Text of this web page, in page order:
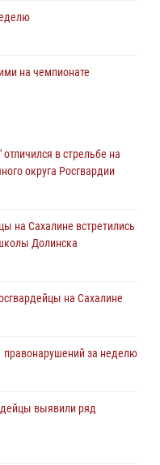
на чемпионате
технических
изъяли
в стрельбе на
округа Росгвардии
на Сахалине встретились
Долинска
на Сахалине
правонарушений за неделю
выявили ряд